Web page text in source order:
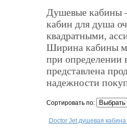
Душевые кабины
кабин для душа
квадратными,
Ширина кабины
при определении
представлена
надежности
Сортировать по:
Doctor Jet душевая